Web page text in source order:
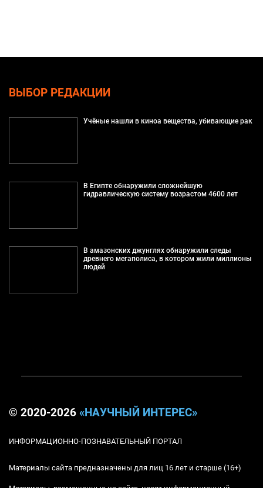
ВЫБОР РЕДАКЦИИ
Учёные нашли в киноа вещества, убивающие рак
В Египте обнаружили сложнейшую
гидравлическую систему возрастом 4600 лет
В амазонских джунглях обнаружили следы
древнего мегаполиса, в котором жили миллионы
людей
© 2020-2026 «НАУЧНЫЙ ИНТЕРЕС»
ИНФОРМАЦИОННО-ПОЗНАВАТЕЛЬНЫЙ ПОРТАЛ
Материалы сайта предназначены для лиц 16 лет и старше (16+)